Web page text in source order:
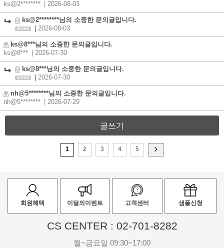
ks@2********
| 2026-08-03
ks@2********님의 소중한 문의글입니다.
2026-08-03
ks@8***님의 소중한 문의글입니다.
ks@8***
| 2026-07-30
ks@8***님의 소중한 문의글입니다.
2026-07-30
nh@5********님의 소중한 문의글입니다.
nh@5********
| 2026-07-29
글쓰기
1 2 3 4 5
회원혜택 이달의이벤트 고객센터 샘플신청
CS CENTER : 02-701-8282
월~금요일 09:30~17:00